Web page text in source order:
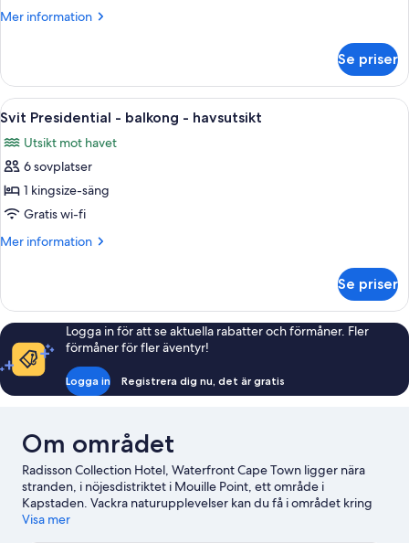
1
balkong
havsutsikt
Mer information
Mer
-
sovrum
balkong
Se priser
Öppna
alla
foton
för
Svit
Presidential
-
havsutsikt
Ett hotellrum med en stor säng, en
8
Svit Presidential - balkong - havsutsikt
Utsikt mot havet
6 sovplatser
1 kingsize-säng
Gratis wi-fi
Mer information
Mer
Presidential
-
balkong
havsutsikt
Se priser
Logga in för att se aktuella rabatter och förmåner. Fler
förmåner för fler äventyr!
Logga in Registrera dig nu, det är gratis
Om området
Radisson Collection Hotel, Waterfront Cape Town ligger nära
stranden, i nöjesdistriktet i Mouille Point, ett område i
Kapstaden. Vackra naturupplevelser kan du få i området kring
Green Point Park och Camps Bay Beach, och du kan även
Visa mer